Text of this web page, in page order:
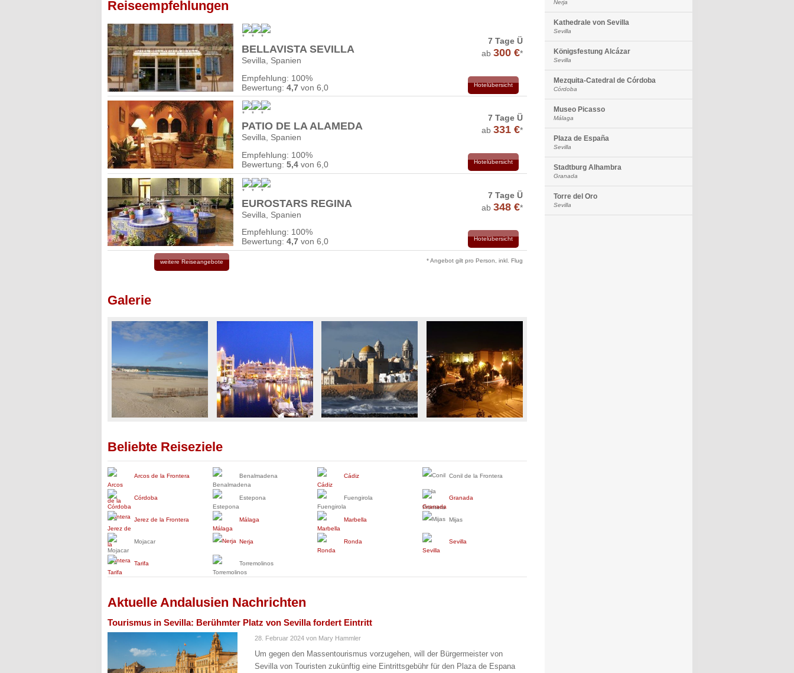
Reiseempfehlungen
BELLAVISTA SEVILLA
Sevilla, Spanien
Empfehlung: 100%
Bewertung:4,7 von 6,0
7 Tage Ü
ab 300 €*
Hotelübersicht
PATIO DE LA ALAMEDA
Sevilla, Spanien
Empfehlung: 100%
Bewertung:5,4 von 6,0
7 Tage Ü
ab 331 €*
Hotelübersicht
EUROSTARS REGINA
Sevilla, Spanien
Empfehlung: 100%
Bewertung:4,7 von 6,0
7 Tage Ü
ab 348 €*
Hotelübersicht
weitere Reiseangebote * Angebot gilt pro Person, inkl. Flug
Galerie
Beliebte Reiseziele
Arcos de la Frontera Benalmadena Cádiz Conil de la Frontera
Córdoba Estepona Fuengirola Granada
Jerez de la Frontera Málaga Marbella Mijas
Mojacar Nerja Ronda Sevilla
Tarifa Torremolinos
Aktuelle Andalusien Nachrichten
Tourismus in Sevilla: Berühmter Platz von Sevilla fordert Eintritt
28. Februar 2024 von Mary Hammler
Um gegen den Massentourismus vorzugehen, will der Bürgermeister von
Sevilla von Touristen zukünftig eine Eintrittsgebühr für den Plaza de Espana
Nerja
Kathedrale von Sevilla
Sevilla
Königsfestung Alcázar
Sevilla
Mezquita-Catedral de Córdoba
Córdoba
Museo Picasso
Málaga
Plaza de España
Sevilla
Stadtburg Alhambra
Granada
Torre del Oro
Sevilla